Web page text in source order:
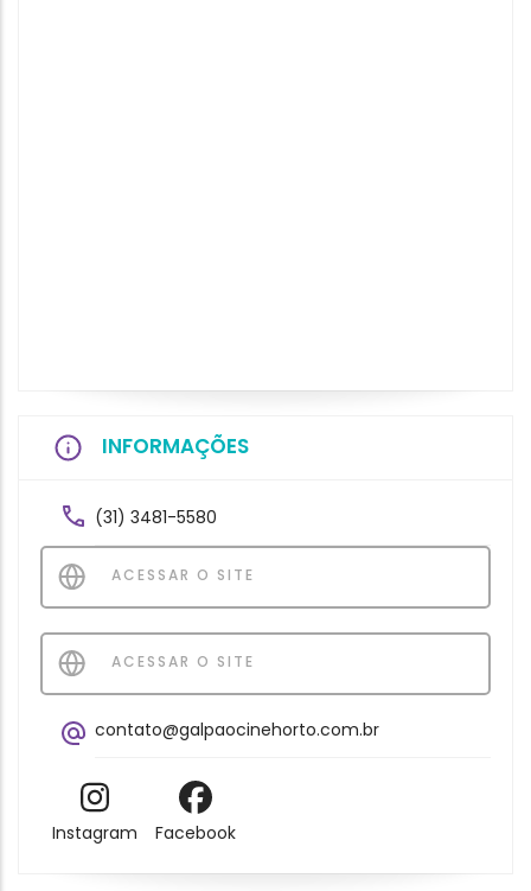
INFORMAÇÕES
(31) 3481-5580
ACESSAR O SITE
ACESSAR O SITE
contato@galpaocinehorto.com.br
Instagram Facebook